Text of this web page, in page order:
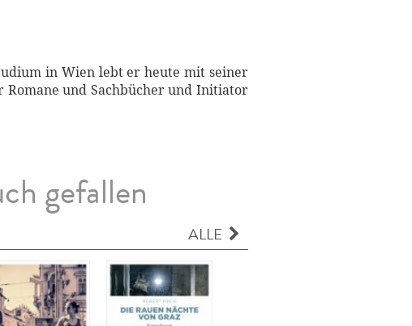
in Wien lebt er heute mit seiner
und Sachbücher und Initiator
gefallen
ALLE